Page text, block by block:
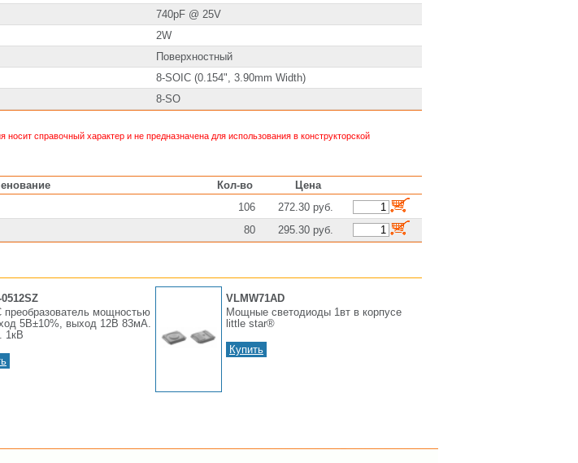
740pF @ 25V
2W
Поверхностный
8-SOIC (0.154", 3.90mm Width)
8-SO
справочный характер и не предназначена для использования в конструкторской
Кол-во Цена
106 272.30 руб.
80 295.30 руб.
преобразователь мощностью
5В±10%, выход 12В 83мА.
1кВ
VLMW71AD
Мощные светодиоды 1вт в корпусе
little star®
Купить